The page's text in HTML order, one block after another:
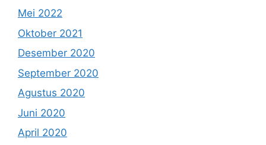
Mei 2022
Oktober 2021
Desember 2020
September 2020
Agustus 2020
Juni 2020
April 2020